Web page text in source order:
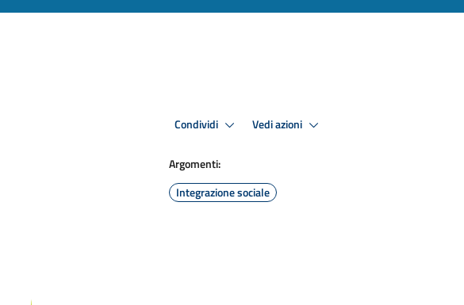
Condividi Vedi azioni
Argomenti:
Integrazione sociale